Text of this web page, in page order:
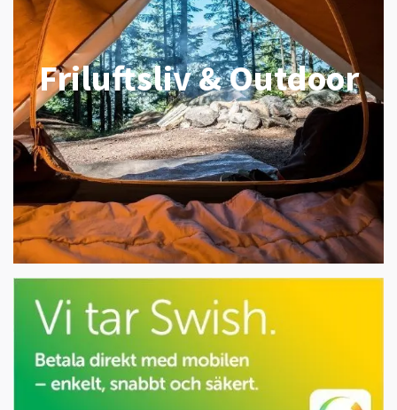
Friluftsliv & Outdoor